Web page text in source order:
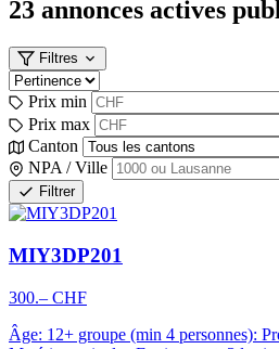
23 annonces actives
Filtres
Prix min
Prix max
Canton
NPA / Ville
Filtrer
MIY3DP201
300.– CHF
Âge: 12+ groupe (min 4 personnes):